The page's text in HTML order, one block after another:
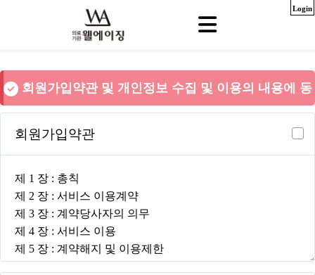
Login
회원가입약관 및 개인정보 수집 및 이용의 내용에 동
회원가입약관